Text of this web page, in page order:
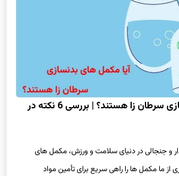
آیا مکمل های بدنسازی سرطان زا هستند؟ | بررسی 6 نکته در
و جنجالی در دنیای سلامت و ورزش، مکمل های
از ما مکمل ها را راهی سریع برای تأمین مواد